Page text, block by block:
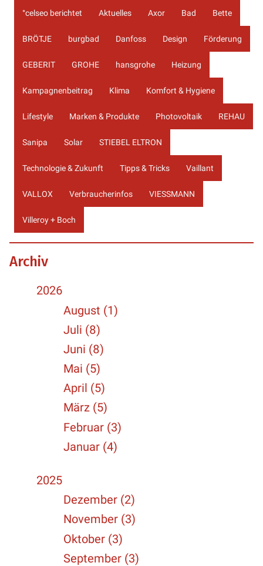
°celseo berichtet Aktuelles Axor Bad Bette
BRÖTJE burgbad Danfoss Design Förderung
GEBERIT GROHE hansgrohe Heizung
Kampagnenbeitrag Klima Komfort & Hygiene
Lifestyle Marken & Produkte Photovoltaik REHAU
Sanipa Solar STIEBEL ELTRON
Technologie & Zukunft Tipps & Tricks Vaillant
VALLOX Verbraucherinfos VIESSMANN
Villeroy + Boch
Archiv
2026
August (1)
Juli (8)
Juni (8)
Mai (5)
April (5)
März (5)
Februar (3)
Januar (4)
2025
Dezember (2)
November (3)
Oktober (3)
September (3)